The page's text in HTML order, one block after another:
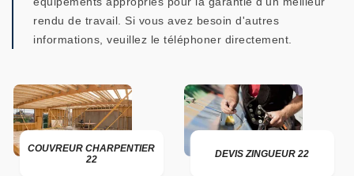
rendu de travail. Si vous avez besoin d'autres
informations, veuillez le téléphoner directement.
COUVREUR CHARPENTIER
22
DEVIS ZINGUEUR 22